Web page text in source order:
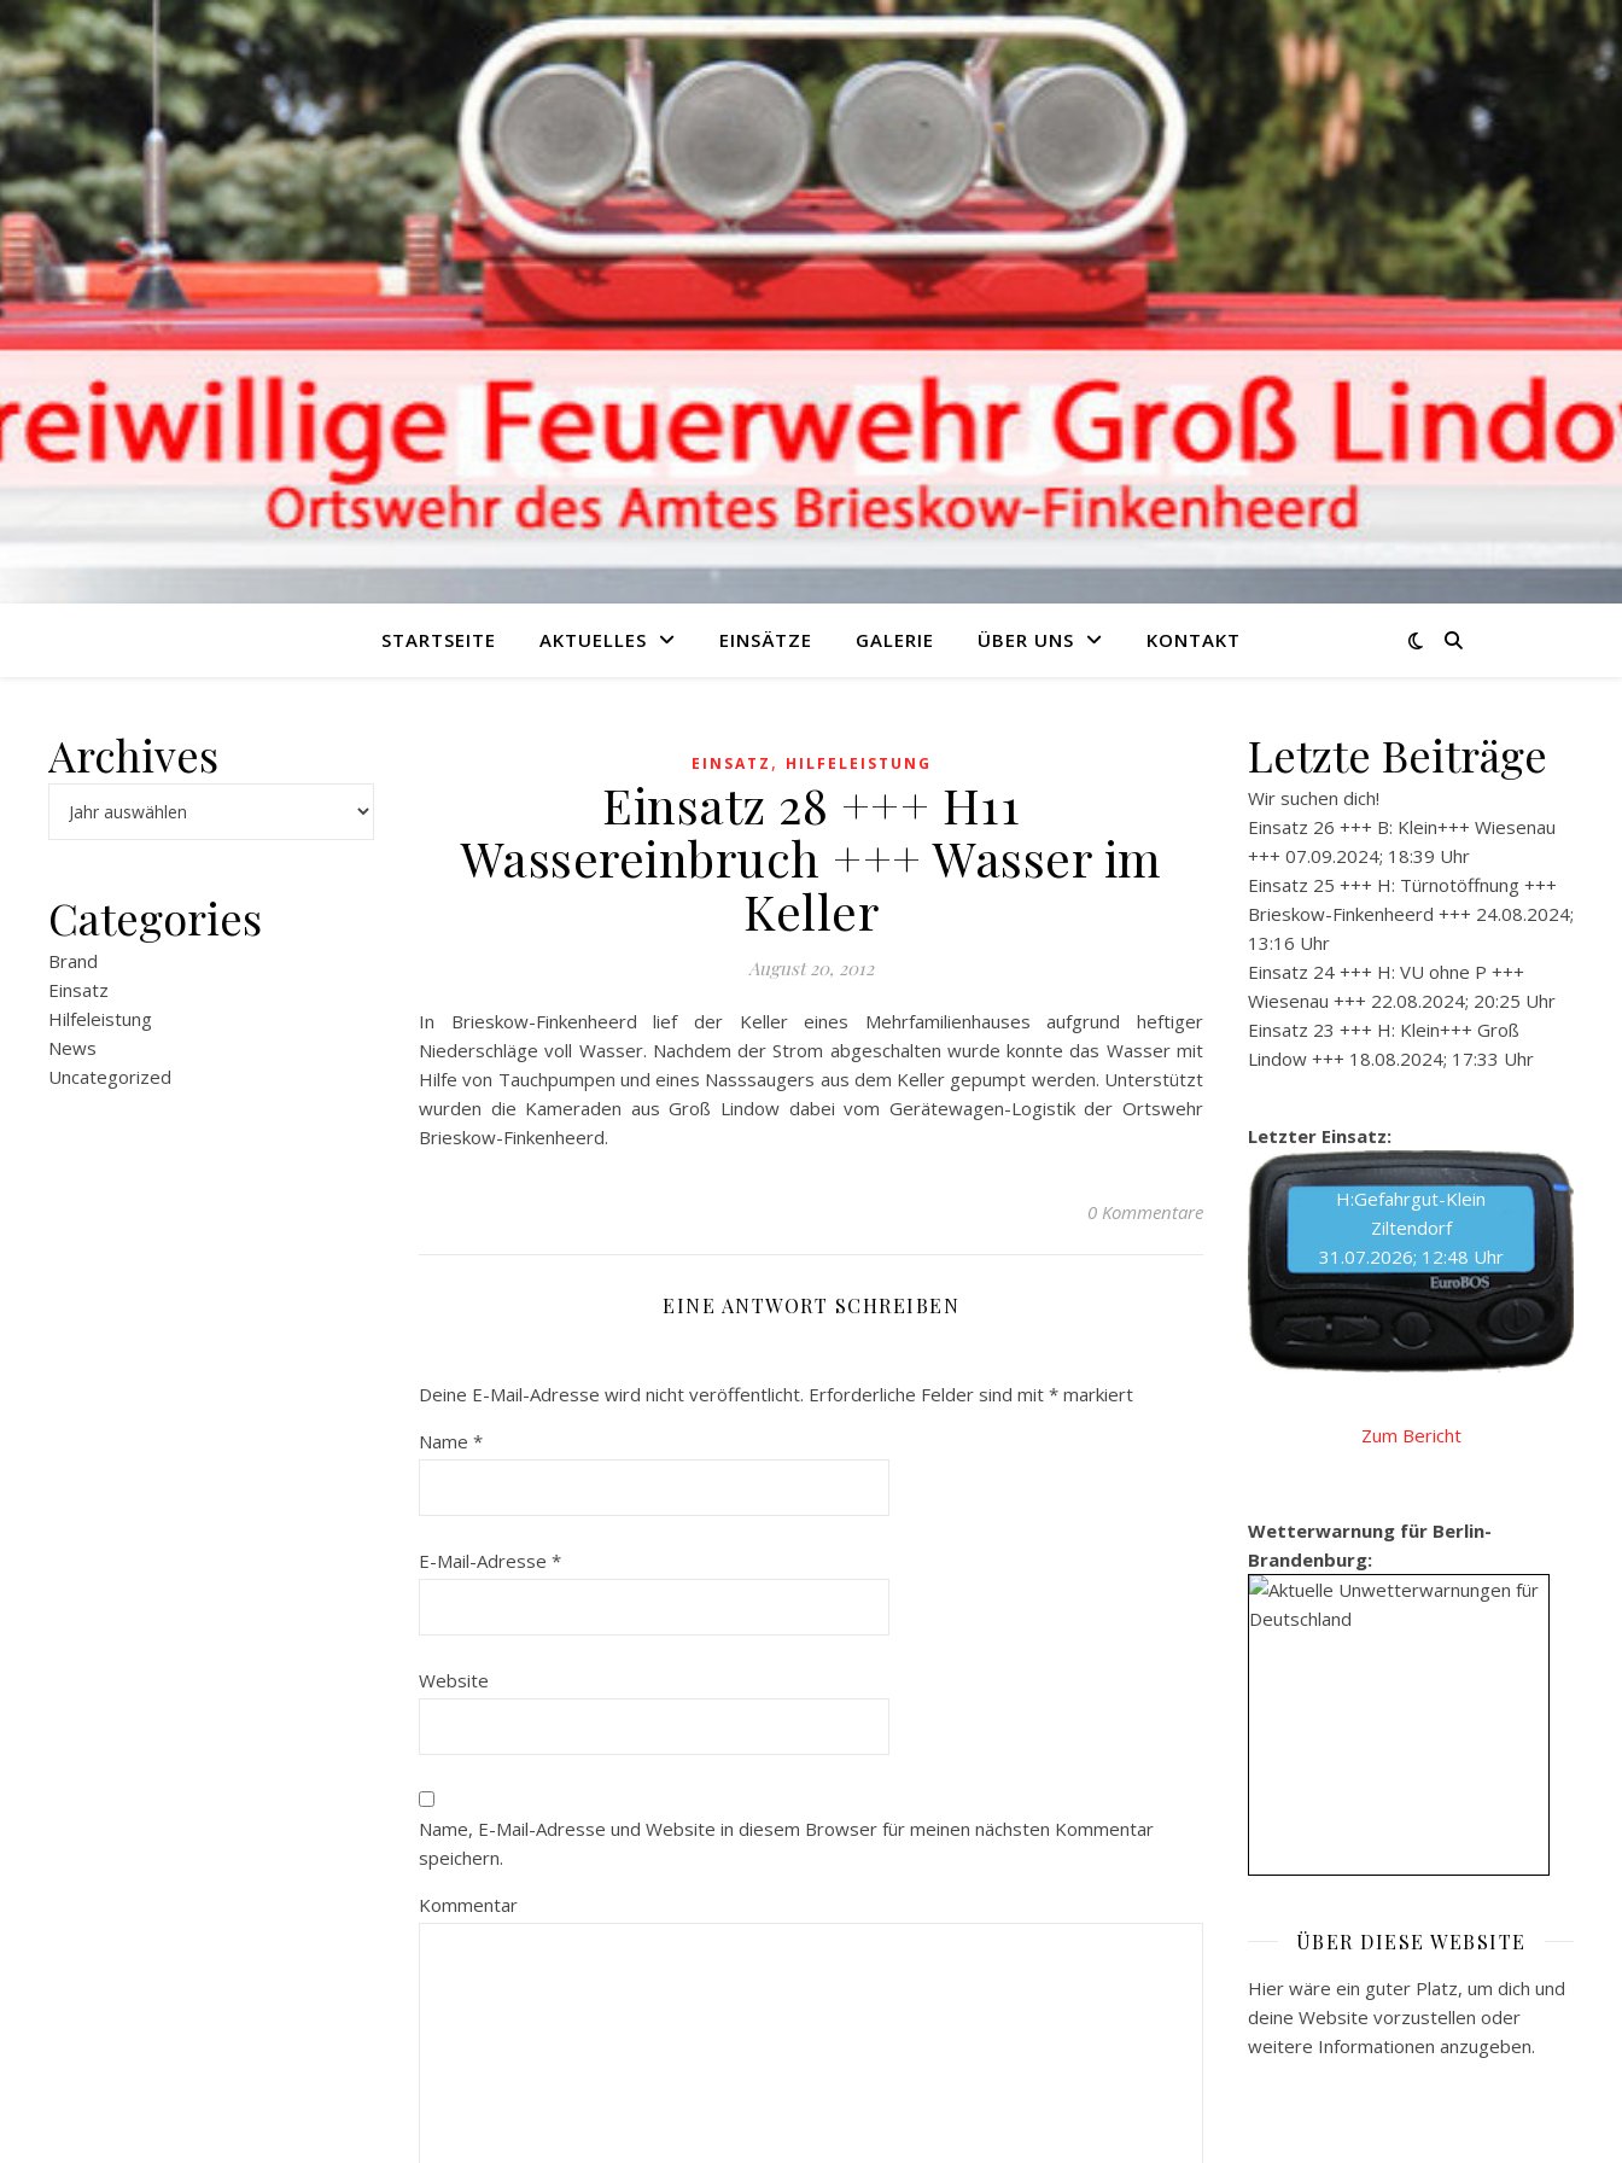
STARTSEITE AKTUELLES EINSÄTZE GALERIE ÜBER UNS KONTAKT
Archives
Categories
Brand
Einsatz
Hilfeleistung
News
Uncategorized
EINSATZ , HILFELEISTUNG
Einsatz 28 +++ H11
Wassereinbruch +++ Wasser im
Keller
August 20, 2012
In Brieskow-Finkenheerd lief der Keller eines Mehrfamilienhauses aufgrund heftiger
Niederschläge voll Wasser. Nachdem der Strom abgeschalten wurde konnte das Wasser mit
Hilfe von Tauchpumpen und eines Nasssaugers aus dem Keller gepumpt werden. Unterstützt
wurden die Kameraden aus Groß Lindow dabei vom Gerätewagen-Logistik der Ortswehr
Brieskow-Finkenheerd.
0 Kommentare
EINE ANTWORT SCHREIBEN
Deine E-Mail-Adresse wird nicht veröffentlicht. Erforderliche Felder sind mit * markiert
Name *
E-Mail-Adresse *
Website
Name, E-Mail-Adresse und Website in diesem Browser für meinen nächsten Kommentar
speichern.
Kommentar
Letzte Beiträge
Wir suchen dich!
Einsatz 26 +++ B: Klein+++ Wiesenau
+++ 07.09.2024; 18:39 Uhr
Einsatz 25 +++ H: Türnotöffnung +++
Brieskow-Finkenheerd +++ 24.08.2024;
13:16 Uhr
Einsatz 24 +++ H: VU ohne P +++
Wiesenau +++ 22.08.2024; 20:25 Uhr
Einsatz 23 +++ H: Klein+++ Groß
Lindow +++ 18.08.2024; 17:33 Uhr
Letzter Einsatz:
H:Gefahrgut-Klein
Ziltendorf
31.07.2026; 12:48 Uhr
Zum Bericht
Wetterwarnung für Berlin-
Brandenburg:
ÜBER DIESE WEBSITE
Hier wäre ein guter Platz, um dich und
deine Website vorzustellen oder
weitere Informationen anzugeben.